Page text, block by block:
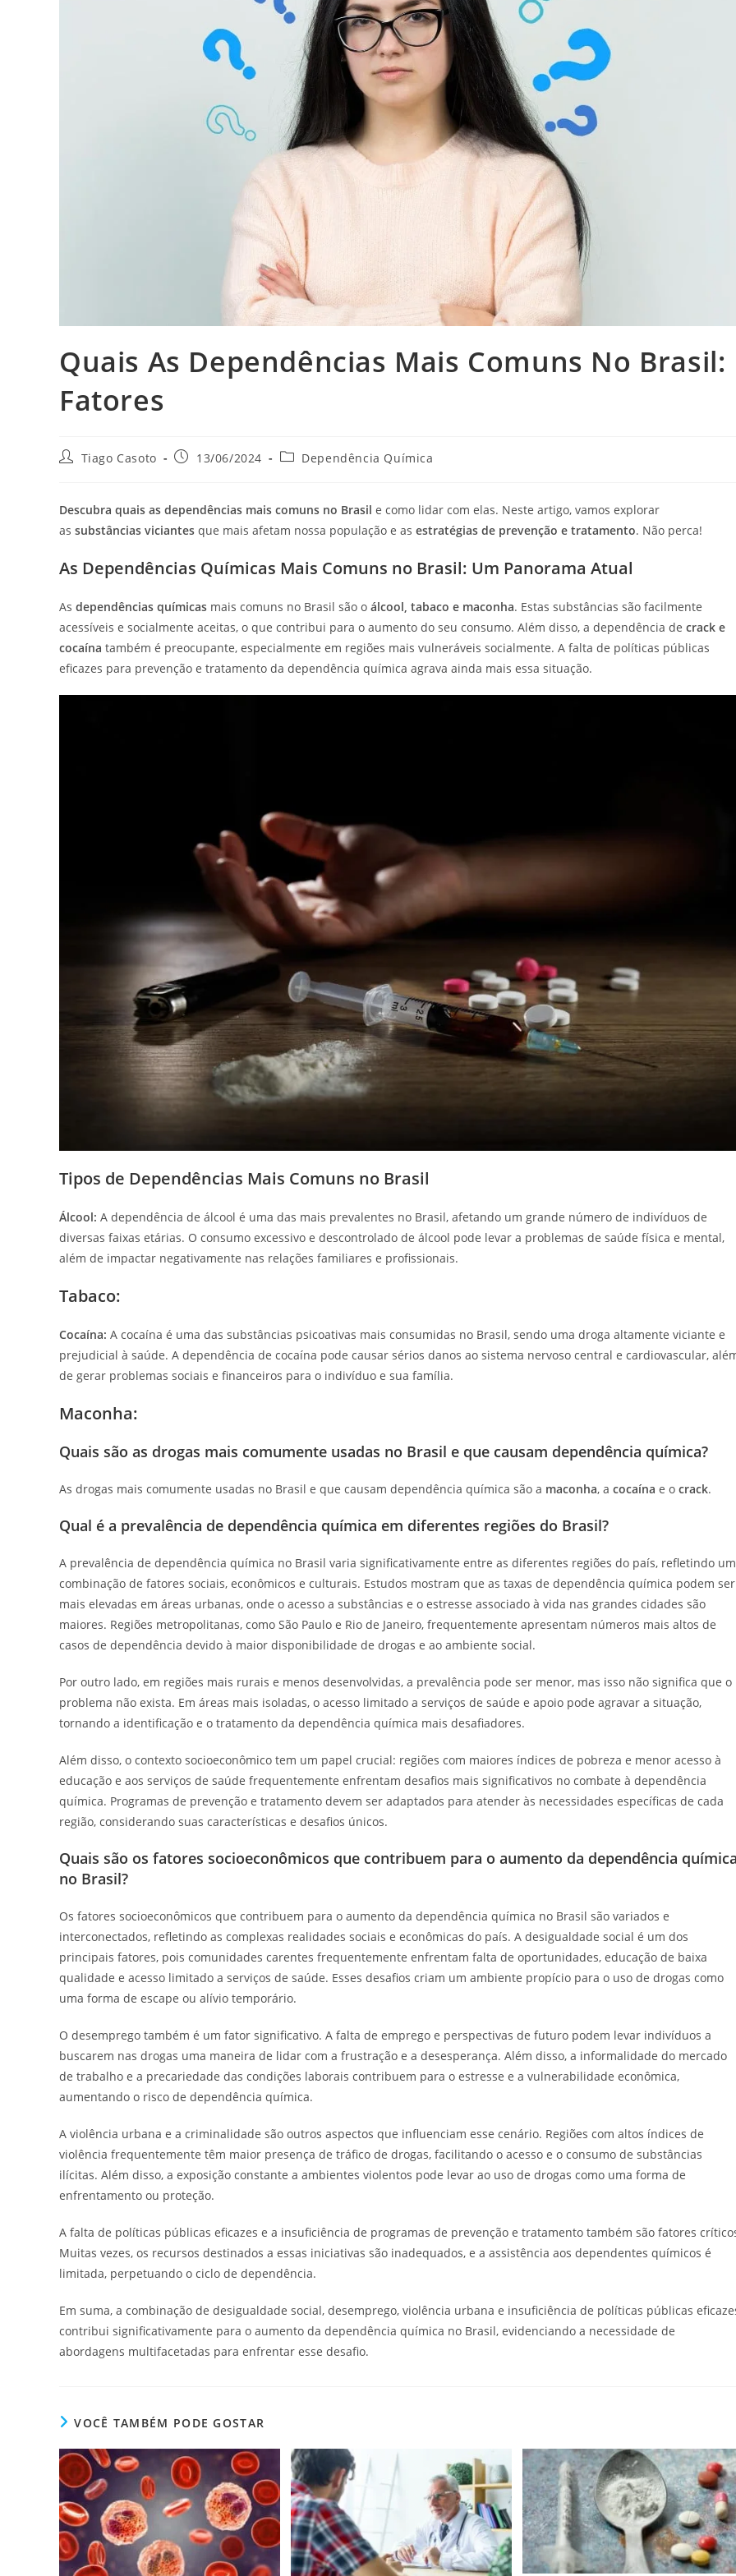
Quais As Dependências Mais Comuns No Brasil:
Fatores
AutorTiago Casoto
Post13/06/2024
Categoria
Dependência Química
Descubra quais as dependências mais comuns no Brasil e como lidar com elas. Neste artigo, vamos explorar
as substâncias viciantes que mais afetam nossa população e as estratégias de prevenção e tratamento. Não perca!
As Dependências Químicas Mais Comuns no Brasil: Um Panorama Atual
As dependências químicas mais comuns no Brasil são o álcool, tabaco e maconha. Estas substâncias são facilmente
acessíveis e socialmente aceitas, o que contribui para o aumento do seu consumo. Além disso, a dependência de crack e
cocaína também é preocupante, especialmente em regiões mais vulneráveis socialmente. A falta de políticas públicas
eficazes para prevenção e tratamento da dependência química agrava ainda mais essa situação.
Tipos de Dependências Mais Comuns no Brasil
Álcool: A dependência de álcool é uma das mais prevalentes no Brasil, afetando um grande número de indivíduos de
diversas faixas etárias. O consumo excessivo e descontrolado de álcool pode levar a problemas de saúde física e mental,
além de impactar negativamente nas relações familiares e profissionais.
Tabaco:
Cocaína: A cocaína é uma das substâncias psicoativas mais consumidas no Brasil, sendo uma droga altamente viciante e
prejudicial à saúde. A dependência de cocaína pode causar sérios danos ao sistema nervoso central e cardiovascular,
de gerar problemas sociais e financeiros para o indivíduo e sua família.
Maconha:
Quais são as drogas mais comumente usadas no Brasil e que causam dependência química?
As drogas mais comumente usadas no Brasil e que causam dependência química são a maconha, a cocaína e o crack.
Qual é a prevalência de dependência química em diferentes regiões do Brasil?
A prevalência de dependência química no Brasil varia significativamente entre as diferentes regiões do país, refletindo
combinação de fatores sociais, econômicos e culturais. Estudos mostram que as taxas de dependência química podem ser
mais elevadas em áreas urbanas, onde o acesso a substâncias e o estresse associado à vida nas grandes cidades são
maiores. Regiões metropolitanas, como São Paulo e Rio de Janeiro, frequentemente apresentam números mais altos de
casos de dependência devido à maior disponibilidade de drogas e ao ambiente social.
Por outro lado, em regiões mais rurais e menos desenvolvidas, a prevalência pode ser menor, mas isso não significa que o
problema não exista. Em áreas mais isoladas, o acesso limitado a serviços de saúde e apoio pode agravar a situação,
tornando a identificação e o tratamento da dependência química mais desafiadores.
Além disso, o contexto socioeconômico tem um papel crucial: regiões com maiores índices de pobreza e menor acesso à
educação e aos serviços de saúde frequentemente enfrentam desafios mais significativos no combate à dependência
química. Programas de prevenção e tratamento devem ser adaptados para atender às necessidades específicas de cada
região, considerando suas características e desafios únicos.
Quais são os fatores socioeconômicos que contribuem para o aumento da dependência
no Brasil?
Os fatores socioeconômicos que contribuem para o aumento da dependência química no Brasil são variados e
interconectados, refletindo as complexas realidades sociais e econômicas do país. A desigualdade social é um dos
principais fatores, pois comunidades carentes frequentemente enfrentam falta de oportunidades, educação de baixa
qualidade e acesso limitado a serviços de saúde. Esses desafios criam um ambiente propício para o uso de drogas como
uma forma de escape ou alívio temporário.
O desemprego também é um fator significativo. A falta de emprego e perspectivas de futuro podem levar indivíduos a
buscarem nas drogas uma maneira de lidar com a frustração e a desesperança. Além disso, a informalidade do mercado
de trabalho e a precariedade das condições laborais contribuem para o estresse e a vulnerabilidade econômica,
aumentando o risco de dependência química.
A violência urbana e a criminalidade são outros aspectos que influenciam esse cenário. Regiões com altos índices de
violência frequentemente têm maior presença de tráfico de drogas, facilitando o acesso e o consumo de substâncias
ilícitas. Além disso, a exposição constante a ambientes violentos pode levar ao uso de drogas como uma forma de
enfrentamento ou proteção.
A falta de políticas públicas eficazes e a insuficiência de programas de prevenção e tratamento também são fatores
Muitas vezes, os recursos destinados a essas iniciativas são inadequados, e a assistência aos dependentes químicos é
limitada, perpetuando o ciclo de dependência.
Em suma, a combinação de desigualdade social, desemprego, violência urbana e insuficiência de políticas públicas
contribui significativamente para o aumento da dependência química no Brasil, evidenciando a necessidade de
abordagens multifacetadas para enfrentar esse desafio.
VOCÊ TAMBÉM PODE GOSTAR